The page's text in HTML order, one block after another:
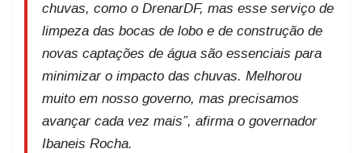
chuvas, como o DrenarDF, mas esse serviço de
limpeza das bocas de lobo e de construção de
novas captações de água são essenciais para
minimizar o impacto das chuvas. Melhorou
muito em nosso governo, mas precisamos
avançar cada vez mais”, afirma o governador
Ibaneis Rocha.